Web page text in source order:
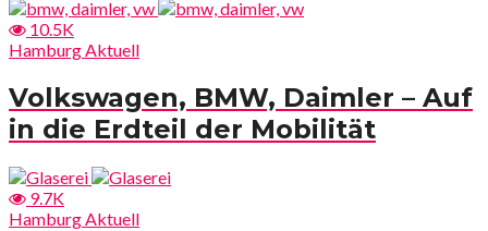
10.5K
Hamburg Aktuell
Volkswagen, BMW, Daimler – Auf
in die Erdteil der Mobilität
9.7K
Hamburg Aktuell